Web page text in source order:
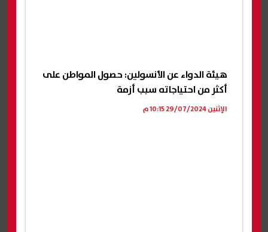
هيئة الدواء عن الأنسولين: حصول المواطن على
أكثر من احتياجاته سبب أزمة
الإثنين 29/07/2024 10:15 م